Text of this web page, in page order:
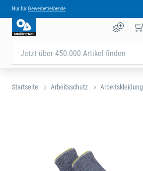
Nur für Gewerbetreibende
Jetzt über 450.000 Artikel finden
Startseite Arbeitsschutz Arbeitskleidung